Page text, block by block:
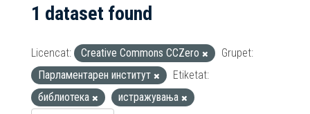
1 dataset found
Licencat: Creative Commons CCZero
Grupet:
Парламентарен институт
Etiketat:
библиотека
истражувања